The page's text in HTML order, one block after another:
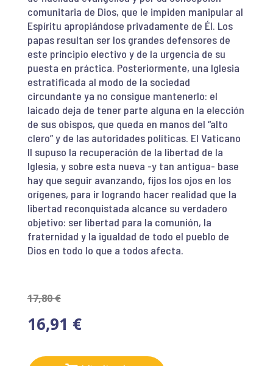
comunitaria de Dios, que le impiden manipular al
Espíritu apropiándose privadamente de Él. Los
papas resultan ser los grandes defensores de
este principio electivo y de la urgencia de su
puesta en práctica. Posteriormente, una Iglesia
estratificada al modo de la sociedad
circundante ya no consigue mantenerlo: el
laicado deja de tener parte alguna en la elección
de sus obispos, que queda en manos del “alto
clero” y de las autoridades políticas. El Vaticano
II supuso la recuperación de la libertad de la
Iglesia, y sobre esta nueva -y tan antigua- base
hay que seguir avanzando, fijos los ojos en los
orígenes, para ir logrando hacer realidad que la
libertad reconquistada alcance su verdadero
objetivo: ser libertad para la comunión, la
fraternidad y la igualdad de todo el pueblo de
Dios en todo lo que a todos afecta.
17,80€
16,91 €